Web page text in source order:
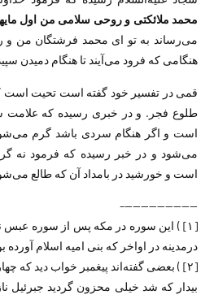
محمد ملائكتی و روحی سلامی من اول
می‌رساند به تو ای محمد فرشتگان من و
هنگامی که فرود می‌آیند تا هنگام دمیدن
قمی در تفسیر خود گفته است تحیت است
طلوع فجر. و در خبری رسیده که
است و اگر هنگام سردی باشد گرم
می‌شود و در خبر رسیده که فرمود نه
است و خورشید در بامداد آن که طالع
—————————–
[۱] ) این سوره در مکه پس از سوره عبس
درمدینه در اواخر که بنی امیه اسلام آورده
[۲] ) بعضی گفته‌اند پیغمبر خواب دید که
بیدار که شد خیلی محزون گردید جبرئیل